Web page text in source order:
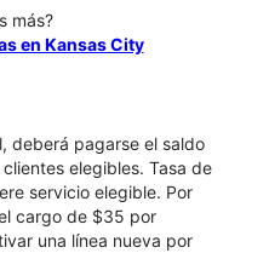
más?
en Kansas City
deberá pagarse el saldo
elegibles. Tasa de
servicio elegible. Por
cargo de $35 por
una línea nueva por